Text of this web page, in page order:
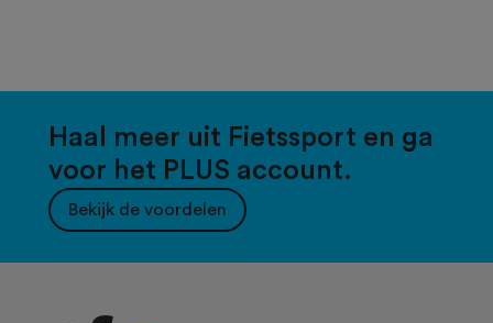
Haal meer uit Fietssport en ga
voor het PLUS account.
Bekijk de voordelen